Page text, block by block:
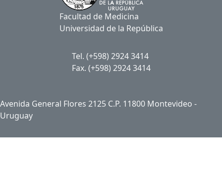
Facultad de Medicina
Universidad de la República
Tel. (+598) 2924 3414
Fax. (+598) 2924 3414
Avenida General Flores 2125 C.P. 11800 Montevideo -
Uruguay